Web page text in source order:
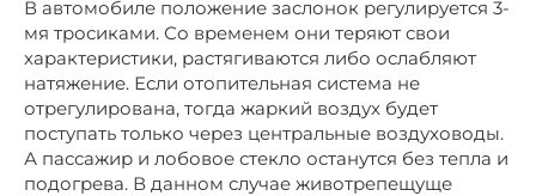
В автомобиле положение заслонок регулируется 3-
мя тросиками. Со временем они теряют свои
характеристики, растягиваются либо ослабляют
натяжение. Если отопительная система не
отрегулирована, тогда жаркий воздух будет
поступать только через центральные воздуховоды.
А пассажир и лобовое стекло останутся без тепла и
подогрева. В данном случае животрепещуще